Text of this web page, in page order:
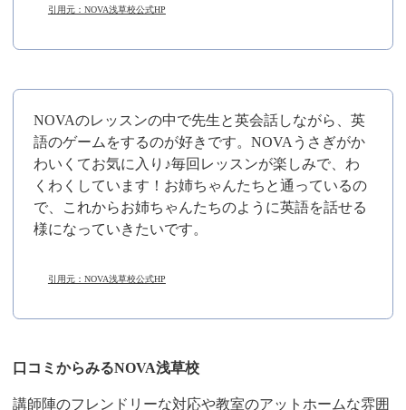
引用元：NOVA浅草校公式HP
NOVAのレッスンの中で先生と英会話しながら、英
語のゲームをするのが好きです。NOVAうさぎがか
わいくてお気に入り♪毎回レッスンが楽しみで、わ
くわくしています！お姉ちゃんたちと通っているの
で、これからお姉ちゃんたちのように英語を話せる
様になっていきたいです。
引用元：NOVA浅草校公式HP
口コミからみるNOVA浅草校
講師陣のフレンドリーな対応や教室のアットホームな雰囲